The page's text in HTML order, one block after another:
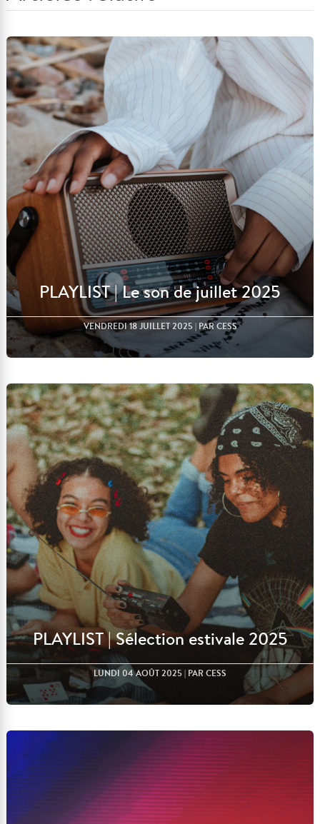
PLAYLIST | Le son de juillet 2025
VENDREDI 18 JUILLET 2025| PAR CESS
Lire l'article
PLAYLIST | Sélection estivale 2025
LUNDI 04 AOÛT 2025| PAR CESS
Lire l'article